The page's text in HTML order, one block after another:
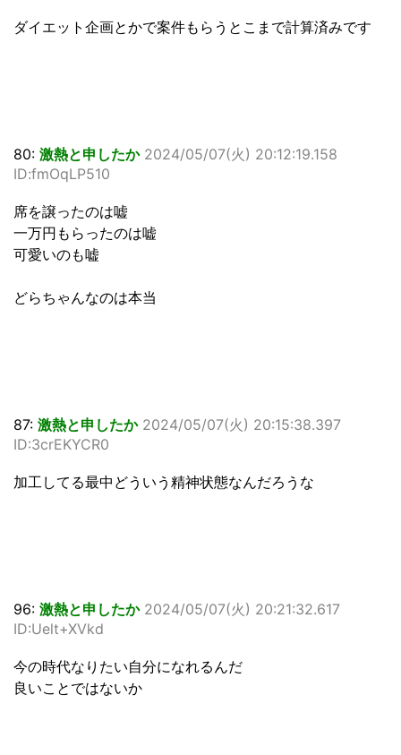
ダイエット企画とかで案件もらうとこまで計算済みです
80: 激熱と申したか 2024/05/07(火) 20:12:19.158
ID:fmOqLP510
席を譲ったのは嘘
一万円もらったのは嘘
可愛いのも嘘
どらちゃんなのは本当
87: 激熱と申したか 2024/05/07(火) 20:15:38.397
ID:3crEKYCR0
加工してる最中どういう精神状態なんだろうな
96: 激熱と申したか 2024/05/07(火) 20:21:32.617
ID:Uelt+XVkd
今の時代なりたい自分になれるんだ
良いことではないか